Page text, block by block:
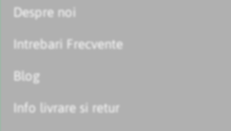
Despre noi
Intrebari Frecvente
Blog
Info livrare si retur